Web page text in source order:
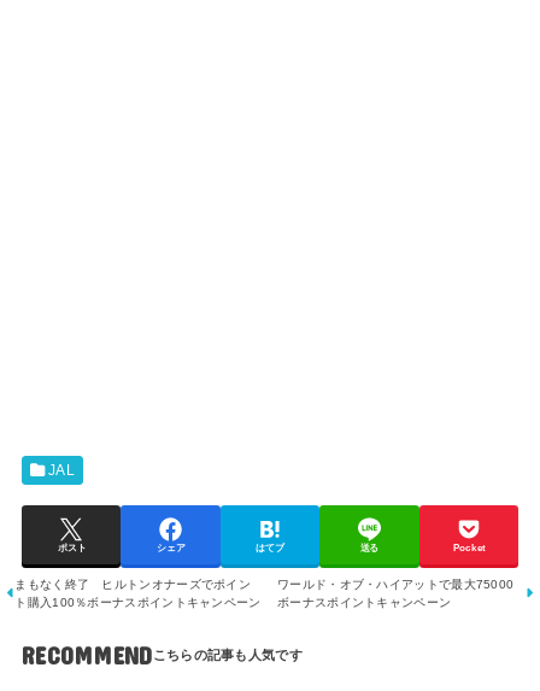
JAL
ポスト シェア はてブ 送る Pocket
まもなく終了 ヒルトンオナーズでポイン
ト購入100％ボーナスポイントキャンペーン
ワールド・オブ・ハイアットで最大75000
ボーナスポイントキャンペーン
RECOMMEND